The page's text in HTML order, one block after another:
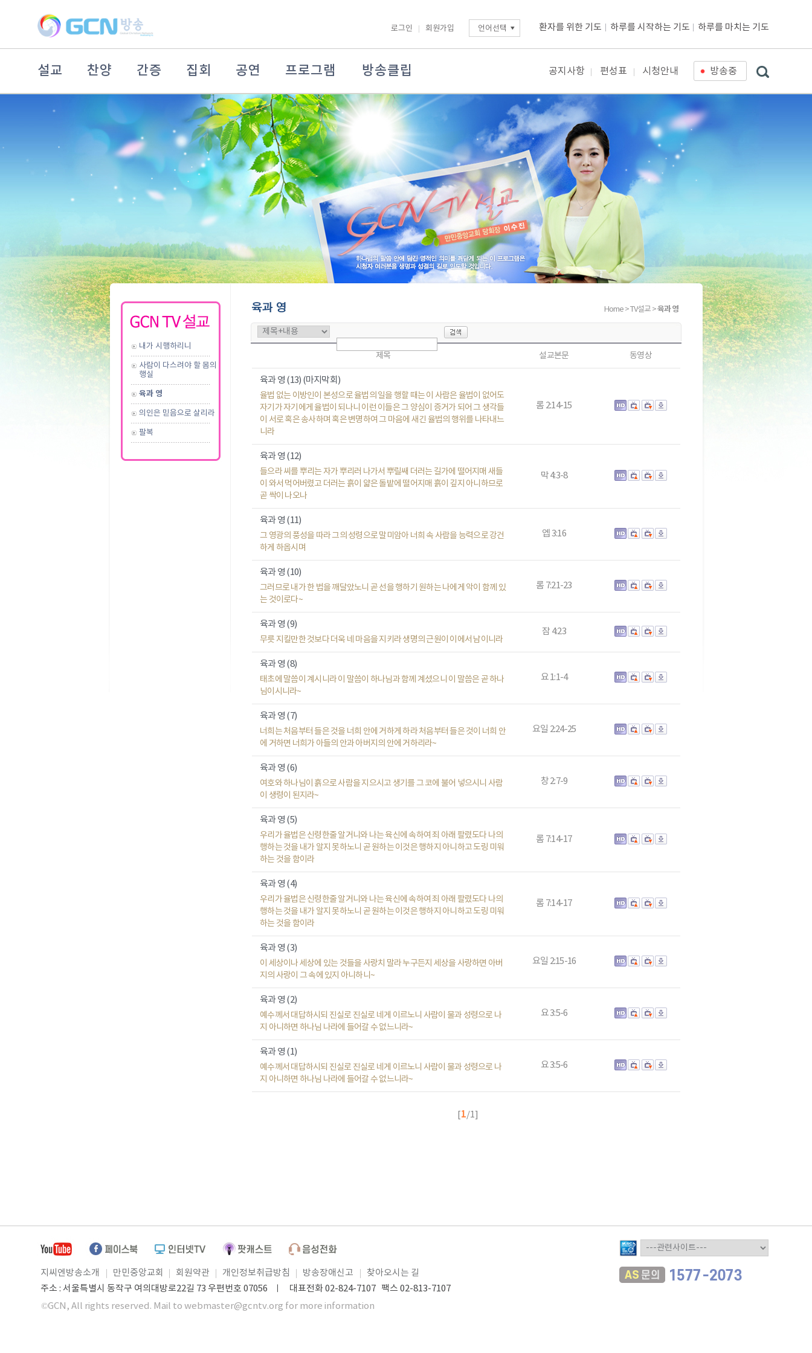
로그인 회원가입 언어선택 환자를 위한 기도 하루를 시작하는 기도 하루를 마치는 기도
설교 찬양 간증 집회 공연 프로그램 방송클립 공지사항 편성표 시청안내 방송중
내가 시행하리니
사람이 다스려야 할 몸의
행실
육과 영
의인은 믿음으로 살리라
팔복
Home > TV설교 >육과 영
제목 설교본문 동영상
육과 영 (13) (마지막회)
율법 없는 이방인이 본성으로 율법의 일을 행할 때는 이 사람은 율법이 없어도
자기가 자기에게 율법이 되나니 이런 이들은 그 양심이 증거가 되어 그 생각들
이 서로 혹은 송사하며 혹은 변명하여 그 마음에 새긴 율법의 행위를 나타내느
니라
롬 2:14-15
육과 영 (12)
들으라 씨를 뿌리는 자가 뿌리러 나가서 뿌릴쌔 더러는 길가에 떨어지매 새들
이 와서 먹어버렸고 더러는 흙이 얇은 돌밭에 떨어지매 흙이 깊지 아니하므로
곧 싹이 나오나
막 4:3-8
육과 영 (11)
그 영광의 풍성을 따라 그의 성령으로 말미암아 너희 속 사람을 능력으로 강건
하게 하옵시며
엡 3:16
육과 영 (10)
그러므로 내가 한 법을 깨달았노니 곧 선을 행하기 원하는 나에게 악이 함께 있
는 것이로다~
롬 7:21-23
육과 영 (9)
무릇 지킬만한 것보다 더욱 네 마음을 지키라 생명의 근원이 이에서 남이니라
잠 4:23
육과 영 (8)
태초에 말씀이 계시니라 이 말씀이 하나님과 함께 계셨으니 이 말씀은 곧 하나
님이시니라~
요 1:1-4
육과 영 (7)
너희는 처음부터 들은 것을 너희 안에 거하게 하라 처음부터 들은 것이 너희 안
에 거하면 너희가 아들의 안과 아버지의 안에 거하리라~
요일 2:24-25
육과 영 (6)
여호와 하나님이 흙으로 사람을 지으시고 생기를 그 코에 불어 넣으시니 사람
이 생령이 된지라~
창 2:7-9
육과 영 (5)
우리가 율법은 신령한줄 알거니와 나는 육신에 속하여 죄 아래 팔렸도다 나의
행하는 것을 내가 알지 못하노니 곧 원하는 이것은 행하지 아니하고 도링 미워
하는 것을 함이라
롬 7:14-17
육과 영 (4)
우리가 율법은 신령한줄 알거니와 나는 육신에 속하여 죄 아래 팔렸도다 나의
행하는 것을 내가 알지 못하노니 곧 원하는 이것은 행하지 아니하고 도링 미워
하는 것을 함이라
롬 7:14-17
육과 영 (3)
이 세상이나 세상에 있는 것들을 사랑치 말라 누구든지 세상을 사랑하면 아버
지의 사랑이 그 속에 있지 아니하니~
요일 2:15-16
육과 영 (2)
예수께서 대답하시되 진실로 진실로 네게 이르노니 사람이 물과 성령으로 나
지 아니하면 하나님 나라에 들어갈 수 없느니라~
요 3:5-6
육과 영 (1)
예수께서 대답하시되 진실로 진실로 네게 이르노니 사람이 물과 성령으로 나
지 아니하면 하나님 나라에 들어갈 수 없느니라~
요 3:5-6
[1/1]
지씨엔방송소개 만민중앙교회 회원약관 개인정보취급방침 방송장애신고
찾아오시는 길
주소 : 서울특별시 동작구 여의대방로22길 73 우편번호 07056 ㅣ 대표전화 02-824-7107 팩스 02-813-7107
©GCN, All rights reserved. Mail to webmaster@gcntv.org for more information